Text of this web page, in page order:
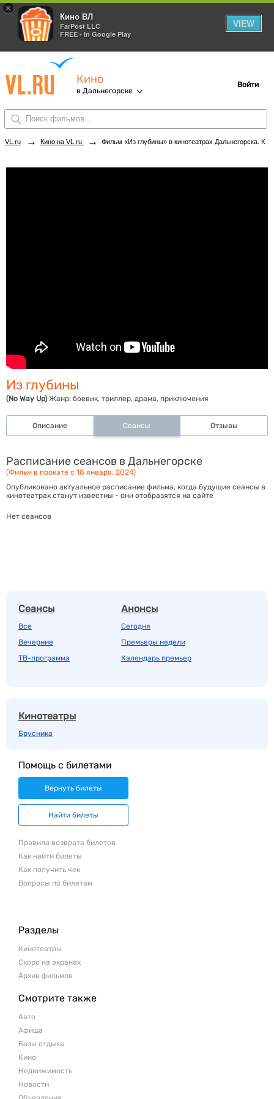
×
Кино ВЛ
FarPost LLC
FREE - In Google Play
VIEW
Кино
в Дальнегорске
Войти
VL.ru → Кино на VL.ru → Фильм «Из глубины» в кинотеатрах Дальнегорска. Купить билеты!
Из глубины
(No Way Up) Жанр: боевик, триллер, драма, приключения
Описание Сеансы Отзывы
Расписание сеансов в Дальнегорске
(Фильм в прокате с 18 января, 2024)
Опубликовано актуальное расписание фильма, когда будущие сеансы в
кинотеатрах станут известны - они отобразятся на сайте
Нет сеансов
Сеансы
Все
Вечерние
ТВ-программа
Анонсы
Сегодня
Премьеры недели
Календарь премьер
Кинотеатры
Брусника
Помощь с билетами
Вернуть билеты
Найти билеты
Правила возврата билетов
Как найти билеты
Как получить чек
Вопросы по билетам
Разделы
Кинотеатры
Скоро на экранах
Архив фильмов
Смотрите также
Авто
Афиша
Базы отдыха
Кино
Недвижимость
Новости